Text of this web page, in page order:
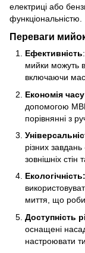
електриці або
функціональністю.
Переваги
Ефективність
мийки можуть
включаючи
Економія
допомогою
порівнянні з
різних
зовнішніх стін
Екологічність:
миття, що
Доступність
оснащені
настроювати